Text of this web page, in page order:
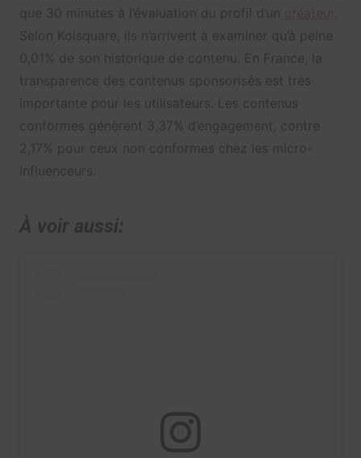
que 30 minutes à l’évaluation du profil d’un
Selon Kolsquare, ils n’arrivent à examiner qu’à peine
0,01% de son historique de contenu. En France, la
transparence des contenus sponsorisés est très
importante pour les utilisateurs. Les contenus
conformes génèrent 3,37% d’engagement, contre
2,17% pour ceux non conformes chez les micro-
influenceurs.
À voir aussi: